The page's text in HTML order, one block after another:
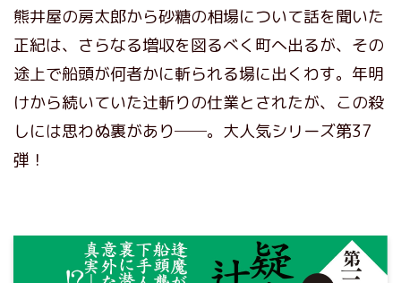
熊井屋の房太郎から砂糖の相場について話を聞いた
正紀は、さらなる増収を図るべく町へ出るが、その
途上で船頭が何者かに斬られる場に出くわす。年明
けから続いていた辻斬りの仕業とされたが、この殺
しには思わぬ裏があり──。大人気シリーズ第37
弾！